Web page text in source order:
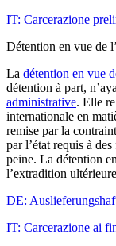
IT: Carcerazione
Détention en vue de
La détention en vue
détention à part,
administrative. Elle
internationale en
remise par la
par l’état requis à
peine. La détention
l’extradition
DE:
IT: Carcerazione ai